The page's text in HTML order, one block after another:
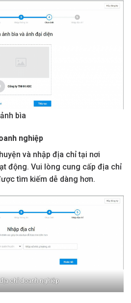
bìa
nghiệp
và nhập địa chỉ tại nơi
động. Vui lòng cung cấp địa chỉ
tìm kiếm dễ dàng hơn.
chỉ doanh nghiệp